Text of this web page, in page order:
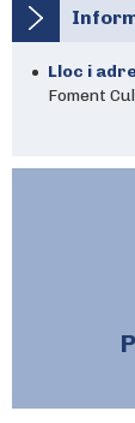
Lloc i
Foment